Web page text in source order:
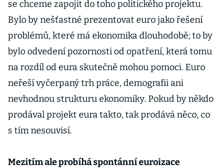
se chceme zapojit do toho politického projektu.
Bylo by nešťastné prezentovat euro jako řešení
problémů, které má ekonomika dlouhodobě; to by
bylo odvedení pozornosti od opatření, která tomu
na rozdíl od eura skutečně mohou pomoci. Euro
neřeší vyčerpaný trh práce, demografii ani
nevhodnou strukturu ekonomiky. Pokud by někdo
prodával projekt eura takto, tak prodává něco, co
s tím nesouvisí.
Mezitím ale probíhá spontánní euroizace